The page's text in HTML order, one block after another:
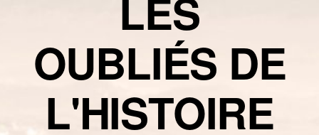
OUBLIÉS DE
L'HISTOIRE